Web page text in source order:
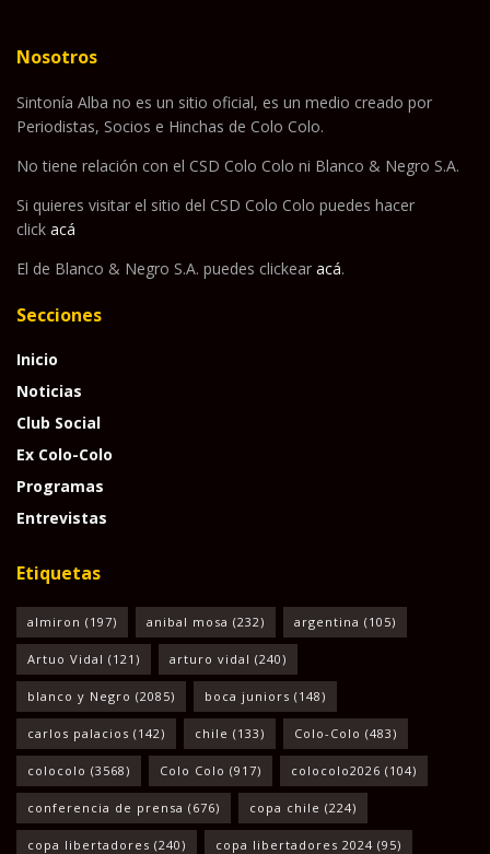
Nosotros
Sintonía Alba no es un sitio oficial, es un medio creado por
Periodistas, Socios e Hinchas de Colo Colo.
No tiene relación con el CSD Colo Colo ni Blanco & Negro S.A.
Si quieres visitar el sitio del CSD Colo Colo puedes hacer
click acá
El de Blanco & Negro S.A. puedes clickear acá.
Secciones
Inicio
Noticias
Club Social
Ex Colo-Colo
Programas
Entrevistas
Etiquetas
almiron (197) anibal mosa (232) argentina (105)
Artuo Vidal (121) arturo vidal (240)
blanco y Negro (2085) boca juniors (148)
carlos palacios (142) chile (133) Colo-Colo (483)
colocolo (3568) Colo Colo (917) colocolo2026 (104)
conferencia de prensa (676) copa chile (224)
copa libertadores (240) copa libertadores 2024 (95)